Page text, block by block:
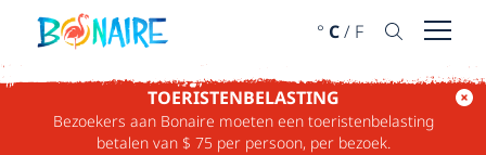
DOORGAAN NAAR ARTIKEL
° C/ F Menu
TOERISTENBELASTING
Bezoekers aan Bonaire moeten een toeristenbelasting
betalen van $ 75 per persoon, per bezoek.